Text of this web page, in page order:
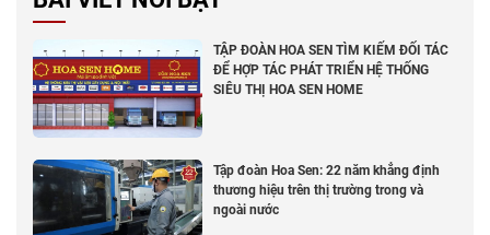
TẬP ĐOÀN HOA SEN TÌM KIẾM ĐỐI TÁC
ĐỂ HỢP TÁC PHÁT TRIỂN HỆ THỐNG
SIÊU THỊ HOA SEN HOME
Tập đoàn Hoa Sen: 22 năm khẳng định
thương hiệu trên thị trường trong và
ngoài nước